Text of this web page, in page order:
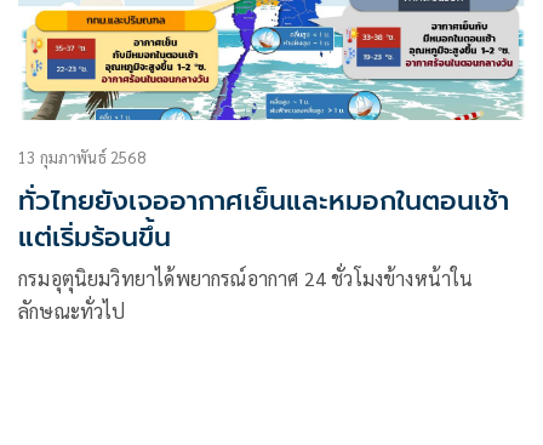
13 กุมภาพันธ์ 2568
ทั่วไทยยังเจออากาศเย็นและหมอกในตอนเช้า
แต่เริ่มร้อนขึ้น
กรมอุตุนิยมวิทยาได้พยากรณ์อากาศ 24 ชั่วโมงข้างหน้าใน
ลักษณะทั่วไป